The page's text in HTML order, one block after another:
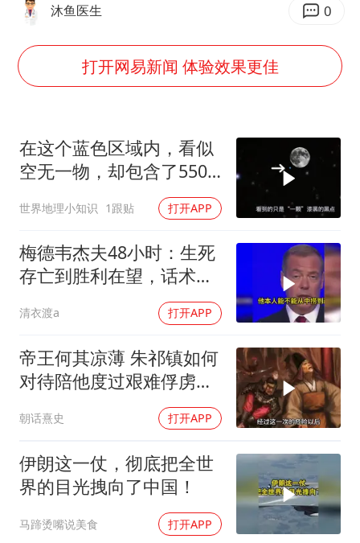
97岁英国奶奶飞上天再破吉尼斯纪录
70多岁父亲独自坐车到上海看望女儿
“不建议大家买深色蛋糕”
公司“上四休三”但要降薪1000元
如何把百年大党建设得更加坚强有力？
沐鱼医生 0
打开网易新闻 体验效果更佳
在这个蓝色区域内，看似
空无一物，却包含了5500
世界地理小知识 1跟贴 打开APP
梅德韦杰夫48小时：生死
存亡到胜利在望，话术变
清衣渡a 打开APP
帝王何其凉薄 朱祁镇如何
对待陪他度过艰难俘虏生
朝话熹史 打开APP
伊朗这一仗，彻底把全世
界的目光拽向了中国！
马蹄烫嘴说美食 打开APP